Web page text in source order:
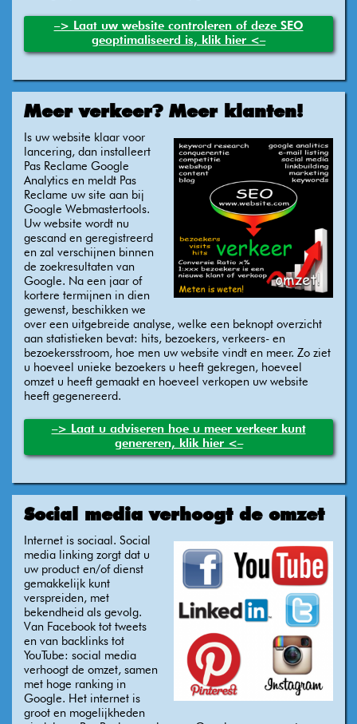
–> Laat uw website controleren of deze SEO
geoptimaliseerd is, klik hier <–
Meer verkeer? Meer klanten!
Is uw website klaar voor
lancering, dan installeert
Pas Reclame Google
Analytics en meldt Pas
Reclame uw site aan bij
Google Webmastertools.
Uw website wordt nu
gescand en geregistreerd
en zal verschijnen binnen
de zoekresultaten van
Google. Na een jaar of
kortere termijnen in dien
gewenst, beschikken we
over een uitgebreide analyse, welke een beknopt overzicht
aan statistieken bevat: hits, bezoekers, verkeers- en
bezoekersstroom, hoe men uw website vindt en meer. Zo ziet
u hoeveel unieke bezoekers u heeft gekregen, hoeveel
omzet u heeft gemaakt en hoeveel verkopen uw website
heeft gegenereerd.
–> Laat u adviseren hoe u meer verkeer kunt
genereren, klik hier <–
Social media verhoogt de omzet
Internet is sociaal. Social
media linking zorgt dat u
uw product en/of dienst
gemakkelijk kunt
verspreiden, met
bekendheid als gevolg.
Van Facebook tot tweets
en van backlinks tot
YouTube: social media
verhoogt de omzet, samen
met hoge ranking in
Google. Het internet is
groot en mogelijkheden